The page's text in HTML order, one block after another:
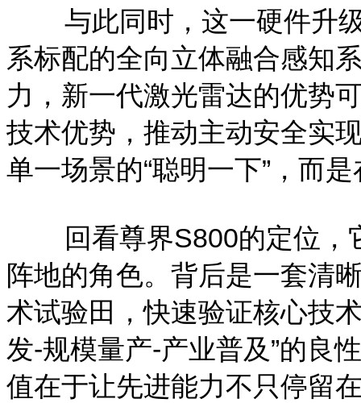
与此同时，这一硬件升级
系标配的全向立体融合感知
力，新一代激光雷达的优势
技术优势，推动主动安全实
单一场景的“聪明一下”，而
回看尊界S800的定位，
阵地的角色。背后是一套清
术试验田，快速验证核心技
发-规模量产-产业普及”的良
值在于让先进能力不只停留